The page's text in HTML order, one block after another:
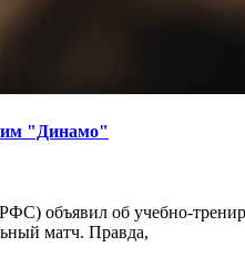
"Динамо"
объявил об учебно-
матч. Правда,